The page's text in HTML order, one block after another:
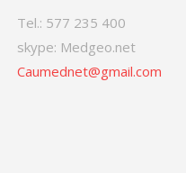
Tel.: 577 235 400
skype: Medgeo.net
Caumednet@gmail.com